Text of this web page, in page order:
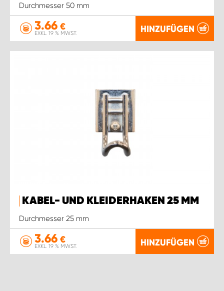
Durchmesser 50 mm
3.66 €
EXKL. 19 % MWST. HINZUFÜGEN
KABEL- UND KLEIDERHAKEN 25 MM
Durchmesser 25 mm
3.66 €
EXKL. 19 % MWST. HINZUFÜGEN